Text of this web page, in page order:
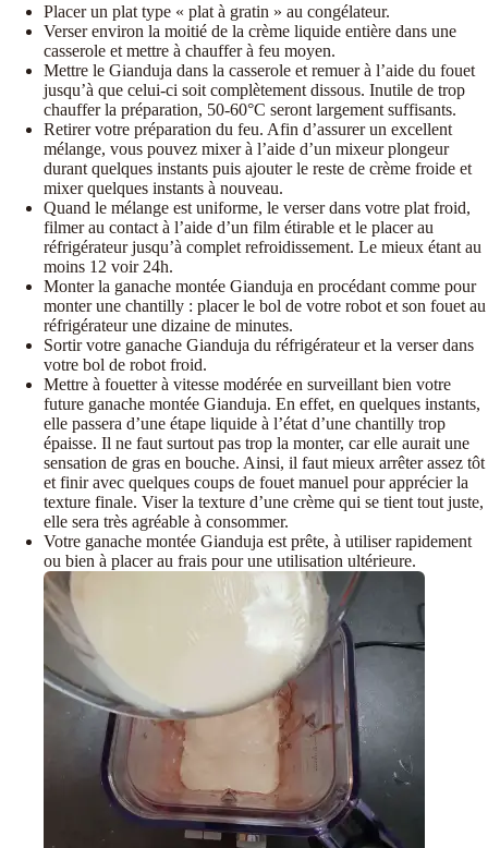
Placer un plat type « plat à gratin » au congélateur.
Verser environ la moitié de la crème liquide entière dans une
casserole et mettre à chauffer à feu moyen.
Mettre le Gianduja dans la casserole et remuer à l’aide du fouet
jusqu’à que celui-ci soit complètement dissous. Inutile de trop
chauffer la préparation, 50-60°C seront largement suffisants.
Retirer votre préparation du feu. Afin d’assurer un excellent
mélange, vous pouvez mixer à l’aide d’un mixeur plongeur
durant quelques instants puis ajouter le reste de crème froide et
mixer quelques instants à nouveau.
Quand le mélange est uniforme, le verser dans votre plat froid,
filmer au contact à l’aide d’un film étirable et le placer au
réfrigérateur jusqu’à complet refroidissement. Le mieux étant au
moins 12 voir 24h.
Monter la ganache montée Gianduja en procédant comme pour
monter une chantilly : placer le bol de votre robot et son fouet au
réfrigérateur une dizaine de minutes.
Sortir votre ganache Gianduja du réfrigérateur et la verser dans
votre bol de robot froid.
Mettre à fouetter à vitesse modérée en surveillant bien votre
future ganache montée Gianduja. En effet, en quelques instants,
elle passera d’une étape liquide à l’état d’une chantilly trop
épaisse. Il ne faut surtout pas trop la monter, car elle aurait une
sensation de gras en bouche. Ainsi, il faut mieux arrêter assez tôt
et finir avec quelques coups de fouet manuel pour apprécier la
texture finale. Viser la texture d’une crème qui se tient tout juste,
elle sera très agréable à consommer.
Votre ganache montée Gianduja est prête, à utiliser rapidement
ou bien à placer au frais pour une utilisation ultérieure.